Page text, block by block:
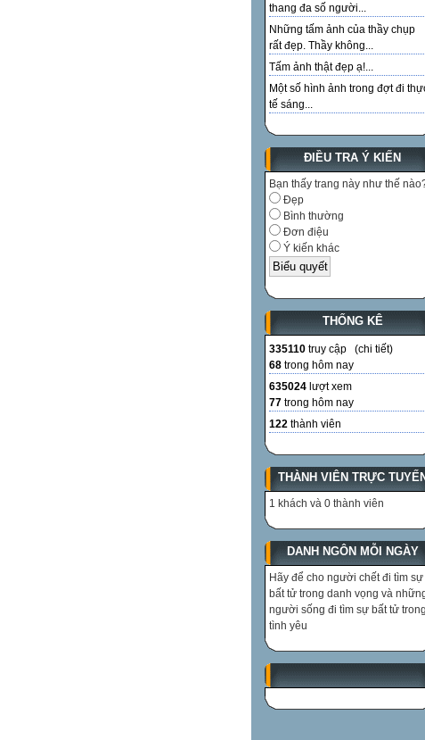
thang đa số người...
Những tấm ảnh của thầy chụp
rất đẹp. Thầy không...
Tấm ảnh thật đẹp ạ!...
Một số hình ảnh trong đợt đi
tế sáng...
ĐIỀU TRA Ý KIẾN
Bạn thấy trang này như thế
Đẹp
Bình thường
Đơn điệu
Ý kiến khác
THỐNG KÊ
335110 truy cập (chi tiết)
68 trong hôm nay
635024 lượt xem
77 trong hôm nay
122 thành viên
THÀNH VIÊN TRỰC
1 khách và 0 thành viên
DANH NGÔN MỖI NGÀY
Hãy để cho người chết đi tìm sự
bất tử trong danh vọng và
người sống đi tìm sự bất tử trong
tình yêu